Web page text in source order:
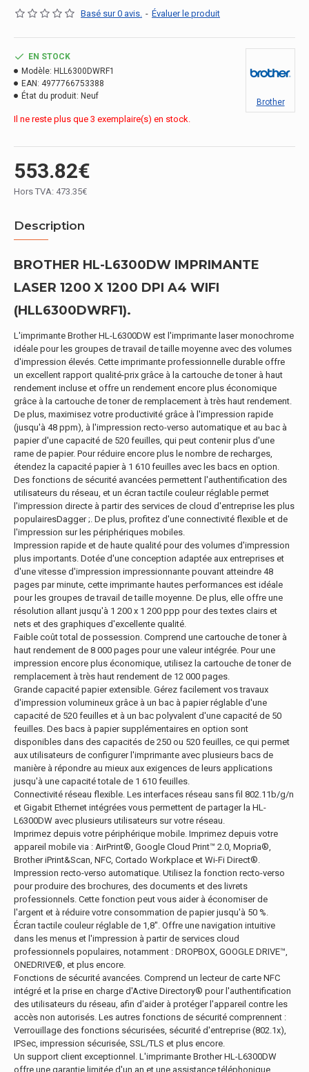
Basé sur 0 avis. - Évaluer le produit
553.82€
Hors TVA: 473.35€
EN STOCK
Modèle: HLL6300DWRF1
EAN: 4977766753388
État du produit: Neuf
Brother
Il ne reste plus que 3 exemplaire(s) en stock.
Description
BROTHER HL-L6300DW IMPRIMANTE
LASER 1200 X 1200 DPI A4 WIFI
(HLL6300DWRF1).
L'imprimante Brother HL-L6300DW est l'imprimante laser monochrome
idéale pour les groupes de travail de taille moyenne avec des volumes
d'impression élevés. Cette imprimante professionnelle durable offre
un excellent rapport qualité-prix grâce à la cartouche de toner à haut
rendement incluse et offre un rendement encore plus économique
grâce à la cartouche de toner de remplacement à très haut rendement.
De plus, maximisez votre productivité grâce à l'impression rapide
(jusqu'à 48 ppm), à l'impression recto-verso automatique et au bac à
papier d'une capacité de 520 feuilles, qui peut contenir plus d'une
rame de papier. Pour réduire encore plus le nombre de recharges,
étendez la capacité papier à 1 610 feuilles avec les bacs en option.
Des fonctions de sécurité avancées permettent l'authentification des
utilisateurs du réseau, et un écran tactile couleur réglable permet
l'impression directe à partir des services de cloud d'entreprise les plus
populairesDagger ;. De plus, profitez d'une connectivité flexible et de
l'impression sur les périphériques mobiles.
Impression rapide et de haute qualité pour des volumes d'impression
plus importants. Dotée d'une conception adaptée aux entreprises et
d'une vitesse d'impression impressionnante pouvant atteindre 48
pages par minute, cette imprimante hautes performances est idéale
pour les groupes de travail de taille moyenne. De plus, elle offre une
résolution allant jusqu'à 1 200 x 1 200 ppp pour des textes clairs et
nets et des graphiques d'excellente qualité.
Faible coût total de possession. Comprend une cartouche de toner à
haut rendement de 8 000 pages pour une valeur intégrée. Pour une
impression encore plus économique, utilisez la cartouche de toner de
remplacement à très haut rendement de 12 000 pages.
Grande capacité papier extensible. Gérez facilement vos travaux
d'impression volumineux grâce à un bac à papier réglable d'une
capacité de 520 feuilles et à un bac polyvalent d'une capacité de 50
feuilles. Des bacs à papier supplémentaires en option sont
disponibles dans des capacités de 250 ou 520 feuilles, ce qui permet
aux utilisateurs de configurer l'imprimante avec plusieurs bacs de
manière à répondre au mieux aux exigences de leurs applications
jusqu'à une capacité totale de 1 610 feuilles.
Connectivité réseau flexible. Les interfaces réseau sans fil 802.11b/g/n
et Gigabit Ethernet intégrées vous permettent de partager la HL-
L6300DW avec plusieurs utilisateurs sur votre réseau.
Imprimez depuis votre périphérique mobile. Imprimez depuis votre
appareil mobile via : AirPrint®, Google Cloud Print™ 2.0, Mopria®,
Brother iPrint&Scan, NFC, Cortado Workplace et Wi-Fi Direct®.
Impression recto-verso automatique. Utilisez la fonction recto-verso
pour produire des brochures, des documents et des livrets
professionnels. Cette fonction peut vous aider à économiser de
l'argent et à réduire votre consommation de papier jusqu'à 50 %.
Écran tactile couleur réglable de 1,8". Offre une navigation intuitive
dans les menus et l'impression à partir de services cloud
professionnels populaires, notamment : DROPBOX, GOOGLE DRIVE™,
ONEDRIVE®, et plus encore.
Fonctions de sécurité avancées. Comprend un lecteur de carte NFC
intégré et la prise en charge d'Active Directory® pour l'authentification
des utilisateurs du réseau, afin d'aider à protéger l'appareil contre les
accès non autorisés. Les autres fonctions de sécurité comprennent :
Verrouillage des fonctions sécurisées, sécurité d'entreprise (802.1x),
IPSec, impression sécurisée, SSL/TLS et plus encore.
Un support client exceptionnel. L'imprimante Brother HL-L6300DW
offre une garantie limitée d'un an et une assistance téléphonique